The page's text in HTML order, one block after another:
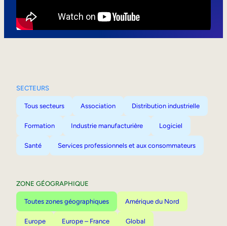
SECTEURS
Tous secteurs Association Distribution industrielle
Formation Industrie manufacturière Logiciel
Santé Services professionnels et aux consommateurs
ZONE GÉOGRAPHIQUE
Toutes zones géographiques Amérique du Nord
Europe Europe – France Global